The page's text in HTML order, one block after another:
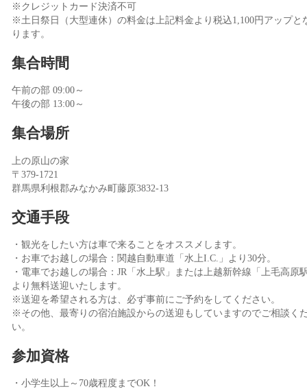
※クレジットカード決済不可
※土日祭日（大型連休）の料金は上記料金より税込1,100円アップと
ります。
集合時間
午前の部 09:00～
午後の部 13:00～
集合場所
上の原山の家
〒379-1721
群馬県利根郡みなかみ町藤原3832-13
交通手段
・観光をしたい方は車で来ることをオススメします。
・お車でお越しの場合：関越自動車道「水上I.C.」より30分。
・電車でお越しの場合：JR「水上駅」または上越新幹線「上毛高原
より無料送迎いたします。
※送迎を希望される方は、必ず事前にご予約をしてください。
※その他、最寄りの宿泊施設からの送迎もしていますのでご相談く
い。
参加資格
・小学生以上～70歳程度までOK！